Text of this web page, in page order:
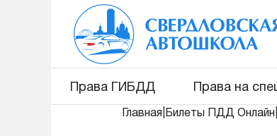
Права ГИБДД Права на
Главная Билеты ПДД Онлайн